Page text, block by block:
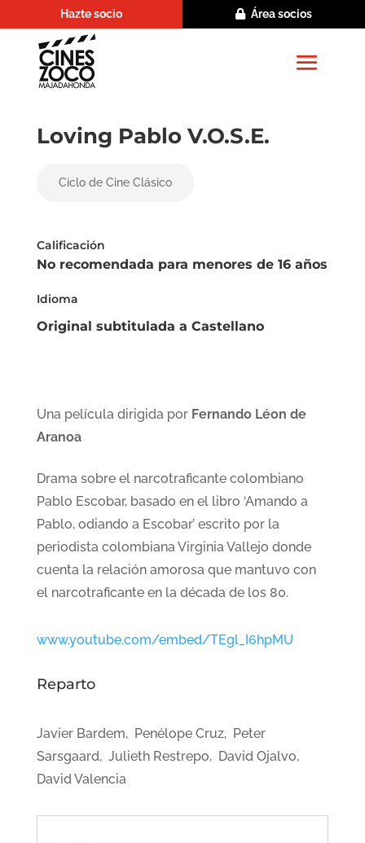
Hazte socio Área socios
Loving Pablo V.O.S.E.
Ciclo de Cine Clásico
Calificación
No recomendada para menores de 16 años
Idioma
Original subtitulada a Castellano
Una película dirigida por Fernando Léon de
Aranoa
Drama sobre el narcotraficante colombiano
Pablo Escobar, basado en el libro ‘Amando a
Pablo, odiando a Escobar’ escrito por la
periodista colombiana Virginia Vallejo donde
cuenta la relación amorosa que mantuvo con
el narcotraficante en la década de los 80.
www.youtube.com/embed/TEgl_I6hpMU
Reparto
Javier Bardem, Penélope Cruz, Peter
Sarsgaard, Julieth Restrepo, David Ojalvo,
David Valencia